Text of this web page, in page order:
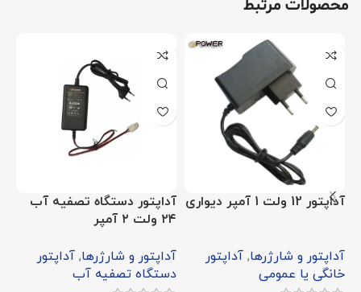
محصولات مرتبط
آداپتور 12 ولت 1 آمپر دیواری
آداپتور و شارژرها, آداپتور
خانگی یا عمومی
آداپتور دستگاه تصفیه آب
۲۴ ولت ۲ آمپر
آداپتور و شارژرها, آداپتور
دستگاه تصفیه آب